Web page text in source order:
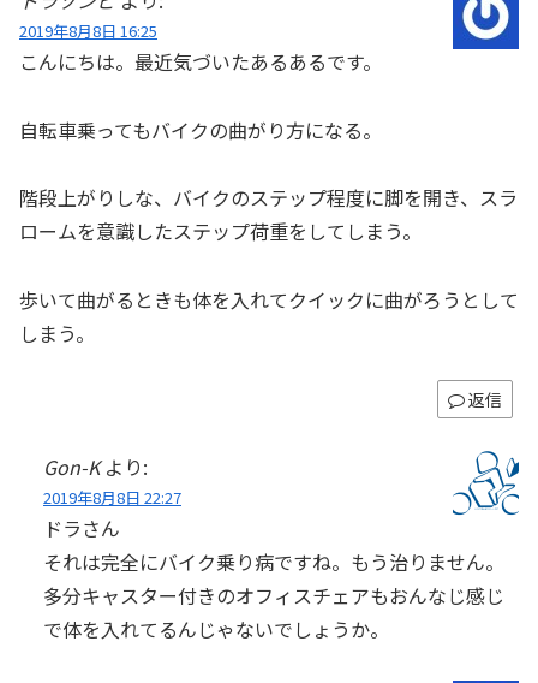
2019年8月8日 16:25
こんにちは。最近気づいたあるあるです。
自転車乗ってもバイクの曲がり方になる。
階段上がりしな、バイクのステップ程度に脚を開き、スラ
ロームを意識したステップ荷重をしてしまう。
歩いて曲がるときも体を入れてクイックに曲がろうとして
しまう。
返信
Gon-K より:
2019年8月8日 22:27
ドラさん
それは完全にバイク乗り病ですね。もう治りません。
多分キャスター付きのオフィスチェアもおんなじ感じ
で体を入れてるんじゃないでしょうか。